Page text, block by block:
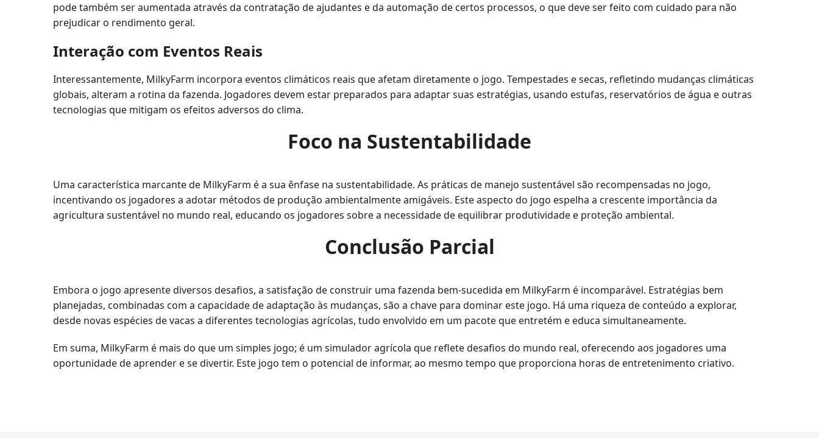
pode também ser aumentada através da contratação de ajudantes e da automação de certos processos, o que deve ser feito com cuidado para não
prejudicar o rendimento geral.
Interação com Eventos Reais
Interessantemente, MilkyFarm incorpora eventos climáticos reais que afetam diretamente o jogo. Tempestades e secas, refletindo mudanças climáticas
globais, alteram a rotina da fazenda. Jogadores devem estar preparados para adaptar suas estratégias, usando estufas, reservatórios de água e outras
tecnologias que mitigam os efeitos adversos do clima.
Foco na Sustentabilidade
Uma característica marcante de MilkyFarm é a sua ênfase na sustentabilidade. As práticas de manejo sustentável são recompensadas no jogo,
incentivando os jogadores a adotar métodos de produção ambientalmente amigáveis. Este aspecto do jogo espelha a crescente importância da
agricultura sustentável no mundo real, educando os jogadores sobre a necessidade de equilibrar produtividade e proteção ambiental.
Conclusão Parcial
Embora o jogo apresente diversos desafios, a satisfação de construir uma fazenda bem-sucedida em MilkyFarm é incomparável. Estratégias bem
planejadas, combinadas com a capacidade de adaptação às mudanças, são a chave para dominar este jogo. Há uma riqueza de conteúdo a explorar,
desde novas espécies de vacas a diferentes tecnologias agrícolas, tudo envolvido em um pacote que entretém e educa simultaneamente.
Em suma, MilkyFarm é mais do que um simples jogo; é um simulador agrícola que reflete desafios do mundo real, oferecendo aos jogadores uma
oportunidade de aprender e se divertir. Este jogo tem o potencial de informar, ao mesmo tempo que proporciona horas de entretenimento criativo.